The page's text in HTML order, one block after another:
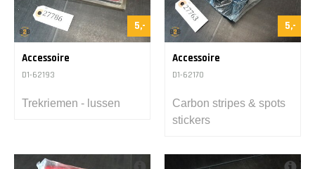
5,-
Accessoire
D1-62193
Trekriemen - lussen
5,-
Accessoire
D1-62170
Carbon stripes & spots
stickers